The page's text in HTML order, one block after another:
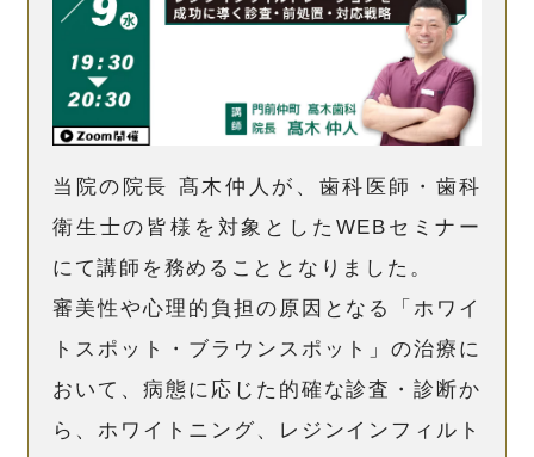
当院の院長 髙木仲人が、歯科医師・歯科
衛生士の皆様を対象としたWEBセミナー
にて講師を務めることとなりました。
審美性や心理的負担の原因となる「ホワイ
トスポット・ブラウンスポット」の治療に
おいて、病態に応じた的確な診査・診断か
ら、ホワイトニング、レジンインフィルト